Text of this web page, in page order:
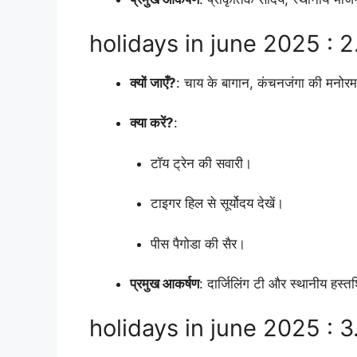
holidays in june 2025 : 2.
क्यों जाएँ?: चाय के बागान, कंचनजंगा की
क्या करें?:
टॉय ट्रेन की सवारी।
टाइगर हिल से सूर्योदय देखें।
पीस पैगोडा की सैर।
प्रमुख आकर्षण: दार्जिलिंग टी और स्थानीय
holidays in june 2025 : 3.